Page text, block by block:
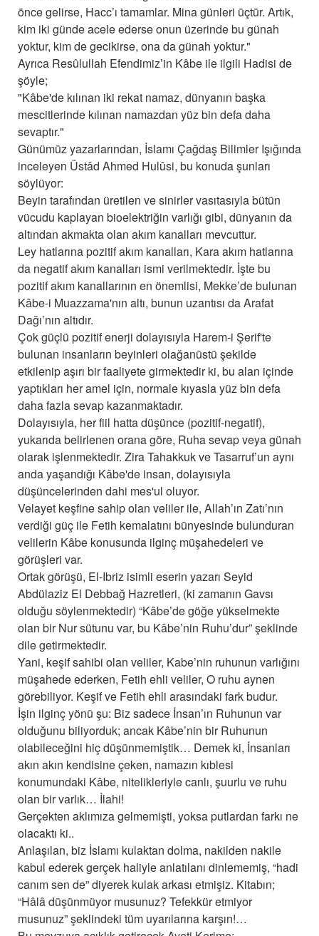
önce gelirse, Hacc’ı tamamlar. Mina günleri üçtür. Artık,
kim iki günde acele ederse onun üzerinde bu günah
yoktur, kim de gecikirse, ona da günah yoktur."
Ayrıca Resûlullah Efendimiz’in Kâbe ile ilgili Hadisi de
şöyle;
"Kâbe'de kılınan iki rekat namaz, dünyanın başka
mescitlerinde kılınan namazdan yüz bin defa daha
sevaptır."
Günümüz yazarlarından, İslamı Çağdaş Bilimler Işığında
inceleyen Üstâd Ahmed Hulûsi, bu konuda şunları
söylüyor:
Beyin tarafından üretilen ve sinirler vasıtasıyla bütün
vücudu kaplayan bioelektriğin varlığı gibi, dünyanın da
altından akmakta olan akım kanalları mevcuttur.
Ley hatlarına pozitif akım kanalları, Kara akım hatlarına
da negatif akım kanalları ismi verilmektedir. İşte bu
pozitif akım kanallarının en önemlisi, Mekke’de bulunan
Kâbe-i Muazzama'nın altı, bunun uzantısı da Arafat
Dağı’nın altıdır.
Çok güçlü pozitif enerji dolayısıyla Harem-i Şerif'te
bulunan insanların beyinleri olağanüstü şekilde
etkilenip aşırı bir faaliyete girmektedir ki, bu alan içinde
yaptıkları her amel için, normale kıyasla yüz bin defa
daha fazla sevap kazanmaktadır.
Dolayısıyla, her fiil hatta düşünce (pozitif-negatif),
yukarıda belirlenen orana göre, Ruha sevap veya günah
olarak işlenmektedir. Zira Tahakkuk ve Tasarruf’un aynı
anda yaşandığı Kâbe'de insan, dolayısıyla
düşüncelerinden dahi mes'ul oluyor.
Velayet keşfine sahip olan veliler ile, Allah’ın Zatı’nın
verdiği güç ile Fetih kemalatını bünyesinde bulunduran
velilerin Kâbe konusunda ilginç müşahedeleri ve
görüşleri var.
Ortak görüşü, El-Ibriz isimli eserin yazarı Seyid
Abdülaziz El Debbağ Hazretleri, (ki zamanın Gavsı
olduğu söylenmektedir) “Kâbe’de göğe yükselmekte
olan bir Nur sütunu var, bu Kâbe’nin Ruhu’dur” şeklinde
dile getirmektedir.
Yani, keşif sahibi olan veliler, Kabe’nin ruhunun varlığını
müşahede ederken, Fetih ehli veliler, O ruhu aynen
görebiliyor. Keşif ve Fetih ehli arasındaki fark budur.
İşin ilginç yönü şu: Biz sadece İnsan’ın Ruhunun var
olduğunu biliyorduk; ancak Kâbe’nin bir Ruhunun
olabileceğini hiç düşünmemiştik… Demek ki, İnsanları
akın akın kendisine çeken, namazın kıblesi
konumundaki Kâbe, nitelikleriyle canlı, şuurlu ve ruhu
olan bir varlık… İlahi!
Gerçekten aklımıza gelmemişti, yoksa putlardan farkı ne
olacaktı ki..
Anlaşılan, biz İslamı kulaktan dolma, nakilden nakile
kabul ederek gerçek haliyle anlatılanı dinlememiş, “hadi
canım sen de” diyerek kulak arkası etmişiz. Kitabın;
“Hâlâ düşünmüyor musunuz? Tefekkür etmiyor
musunuz” şeklindeki tüm uyarılarına karşın!…